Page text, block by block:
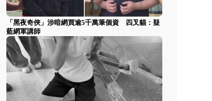
「黑夜奇俠」涉暗網買逾5千萬筆個資 四叉貓：疑
藍網軍講師